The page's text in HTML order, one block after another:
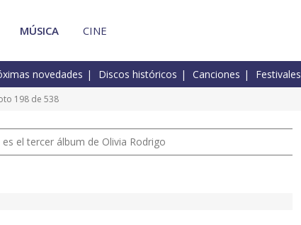
MÚSICA CINE
novedades Discos históricos Canciones Festivales
198 de 538
el tercer álbum de Olivia Rodrigo